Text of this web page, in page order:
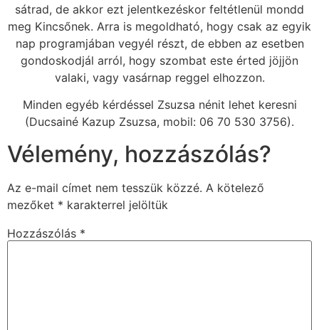
sátrad, de akkor ezt jelentkezéskor feltétlenül mondd
meg Kincsőnek. Arra is megoldható, hogy csak az egyik
nap programjában vegyél részt, de ebben az esetben
gondoskodjál arról, hogy szombat este érted jöjjön
valaki, vagy vasárnap reggel elhozzon.
Minden egyéb kérdéssel Zsuzsa nénit lehet keresni
(Ducsainé Kazup Zsuzsa, mobil: 06 70 530 3756).
Vélemény, hozzászólás?
Az e-mail címet nem tesszük közzé. A kötelező
mezőket * karakterrel jelöltük
Hozzászólás *